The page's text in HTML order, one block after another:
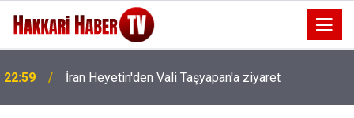
İran Heyetin'den Vali Taşyapan'a ziyaret
22:53 İran Sınırında 7 Kilo 720 Gram Eroin ele geçirildi